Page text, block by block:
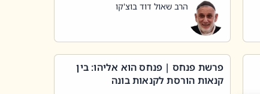
הרב שאול דוד בוצ'קו
פרשת פנחס | פנחס הוא אליהו: בין
קנאות הורסת לקנאות בונה